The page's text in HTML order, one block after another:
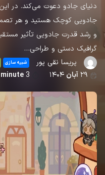
دنیای جادو دعوت می‌کند. در
جادویی کوچک هستید و هر
گرافیک دستی و طراحی…
پریسا نقی پور
شبیه سازی
۲۹آبان ۱۴۰۴ 3
minute